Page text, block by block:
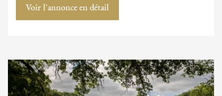
Voir l'annonce en détail